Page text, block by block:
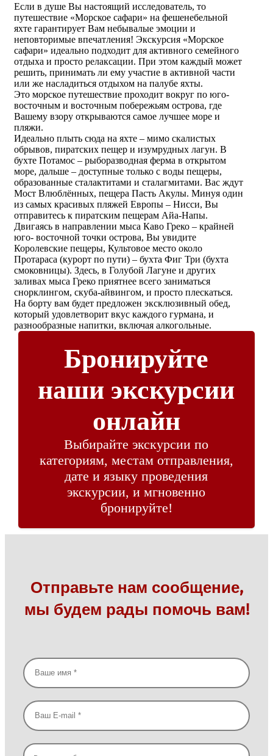
Если в душе Вы настоящий исследователь, то
путешествие «Морское сафари» на фешенебельной
яхте гарантирует Вам небывалые эмоции и
неповторимые впечатления! Экскурсия «Морское
сафари» идеально подходит для активного семейного
отдыха и просто релаксации. При этом каждый может
решить, принимать ли ему участие в активной части
или же насладиться отдыхом на палубе яхты.
Это морское путешествие проходит вокруг по юго-
восточным и восточным побережьям острова, где
Вашему взору открываются самое лучшее море и
пляжи.
Идеально плыть сюда на яхте – мимо скалистых
обрывов, пиратских пещер и изумрудных лагун. В
бухте Потамос – рыборазводная ферма в открытом
море, дальше – доступные только с воды пещеры,
образованные сталактитами и сталагмитами. Вас ждут
Мост Влюблённых, пещера Пасть Акулы. Минуя один
из самых красивых пляжей Европы – Нисси, Вы
отправитесь к пиратским пещерам Айа-Напы.
Двигаясь в направлении мыса Каво Греко – крайней
юго- восточной точки острова, Вы увидите
Королевские пещеры, Культовое место около
Протараса (курорт по пути) – бухта Фиг Три (бухта
смоковницы). Здесь, в Голубой Лагуне и других
заливах мыса Греко приятнее всего заниматься
снорклингом, скуба-айвингом, и просто плескаться.
На борту вам будет предложен эксклюзивный обед,
который удовлетворит вкус каждого гурмана, и
разнообразные напитки, включая алкогольные.
Бронируйте
наши экскурсии
онлайн
Выбирайте экскурсии по
категориям, местам отправления,
дате и языку проведения
экскурсии, и мгновенно
бронируйте!
Отправьте нам сообщение,
мы будем рады помочь вам!